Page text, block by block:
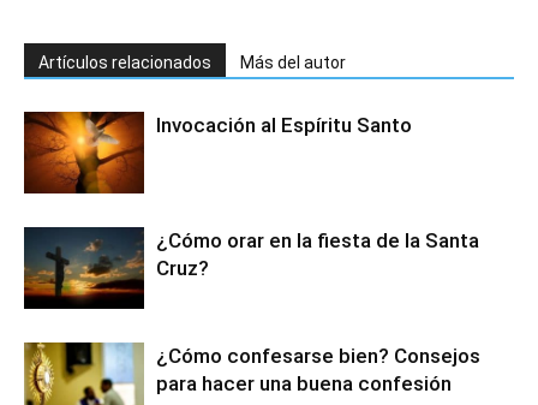
Artículos relacionados Más del autor
Invocación al Espíritu Santo
¿Cómo orar en la fiesta de la Santa
Cruz?
¿Cómo confesarse bien? Consejos
para hacer una buena confesión